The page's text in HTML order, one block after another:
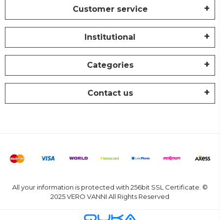
Customer service
Institutional
Categories
Contact us
All your information is protected with 256bit SSL Certificate. ©
2025 VERO VANNI All Rights Reserved